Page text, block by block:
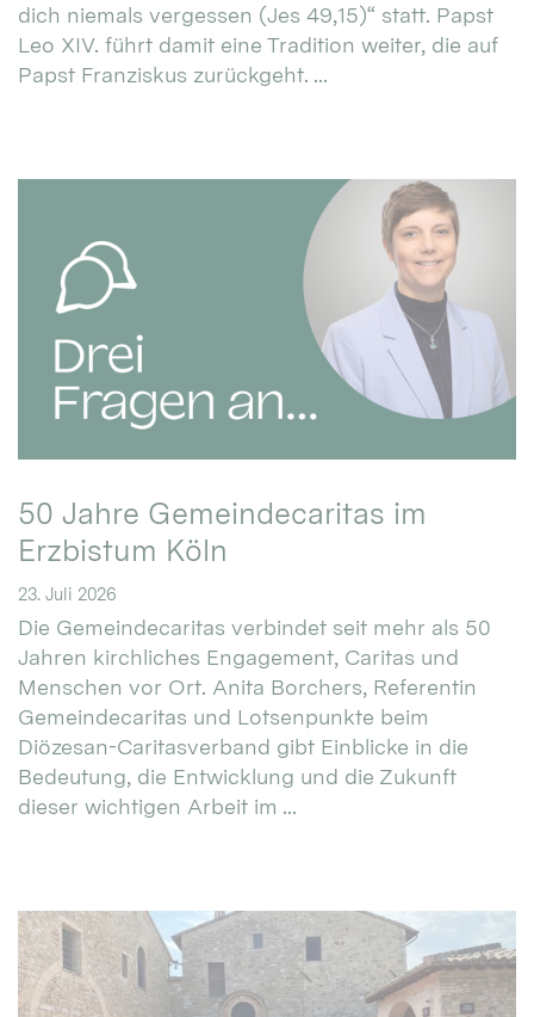
dich niemals vergessen (Jes 49,15)“ statt. Papst
Leo XIV. führt damit eine Tradition weiter, die auf
Papst Franziskus zurückgeht. ...
50 Jahre Gemeindecaritas im
Erzbistum Köln
23. Juli 2026
Die Gemeindecaritas verbindet seit mehr als 50
Jahren kirchliches Engagement, Caritas und
Menschen vor Ort. Anita Borchers, Referentin
Gemeindecaritas und Lotsenpunkte beim
Diözesan-Caritasverband gibt Einblicke in die
Bedeutung, die Entwicklung und die Zukunft
dieser wichtigen Arbeit im ...